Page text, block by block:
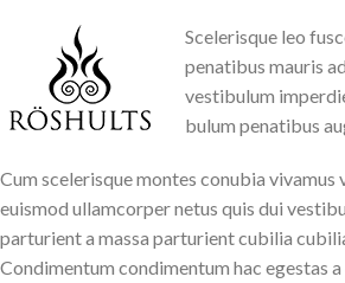
Scelerisque leo
penatibus mauris
vestibulum
bulum penatibus
Cum scelerisque montes conubia
euismod ullamcorper netus quis dui
parturient a massa parturient cubilia
Condimentum condimentum hac egestas